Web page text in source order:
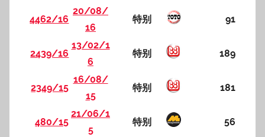
4462/16
20/08/
16
特别 91
2439/16
13/02/1
6
特别 189
2349/15
16/08/
15
特别 181
480/15
21/06/1
5
特别 56